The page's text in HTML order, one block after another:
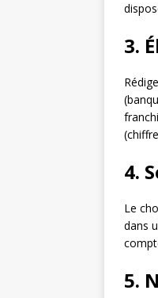
3.
4.
Le
dans
5.